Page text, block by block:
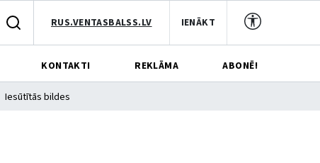
RUS.VENTASBALSS.LV IENĀKT
KONTAKTI REKLĀMA ABONĒ!
Iesūtītās bildes